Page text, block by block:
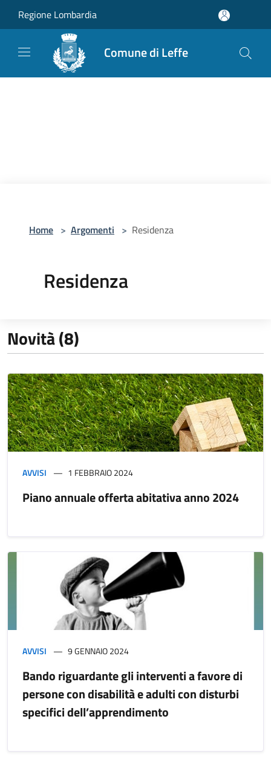
Regione Lombardia
Comune di Leffe
Home > Argomenti > Residenza
Residenza
Novità (8)
AVVISI 1 FEBBRAIO 2024
Piano annuale offerta abitativa anno 2024
AVVISI 9 GENNAIO 2024
Bando riguardante gli interventi a favore di
persone con disabilità e adulti con disturbi
specifici dell’apprendimento